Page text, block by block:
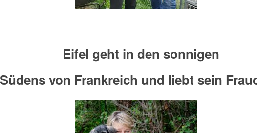
Eifel geht in den sonnigen
Südens von Frankreich und liebt sein